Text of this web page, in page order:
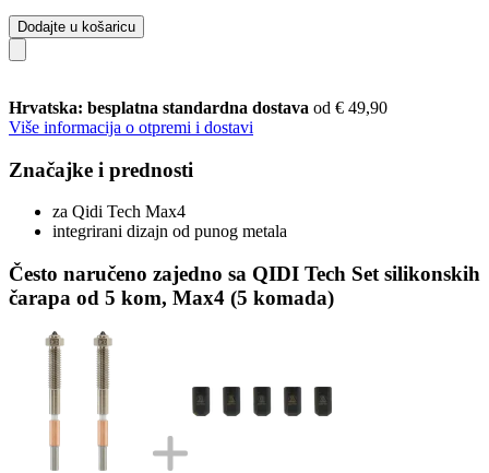
Dodajte u košaricu
Hrvatska: besplatna standardna dostava od € 49,90
Više informacija o otpremi i dostavi
Značajke i prednosti
za Qidi Tech Max4
integrirani dizajn od punog metala
Često naručeno zajedno sa QIDI Tech Set silikonskih
čarapa od 5 kom, Max4 (5 komada)